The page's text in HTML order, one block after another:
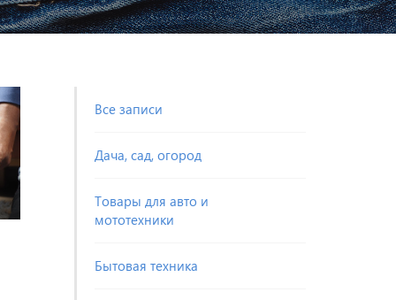
Все записи
Дача, сад, огород
Товары для авто и
мототехники
Бытовая техника